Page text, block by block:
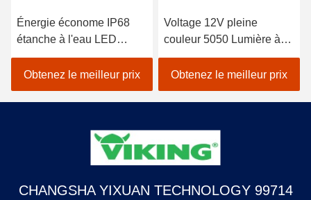
Énergie économe IP68
étanche à l'eau LED
étanche à l'eau 12V
DC5V pour une utilisation
en intérieur seulement
IP65
Obtenez le meilleur prix
Voltage 12V pleine
couleur 5050 Lumière à
ruban LED / Lumière à
bande LED avec IP65
Obtenez le meilleur prix
CHANGSHA YIXUAN TECHNOLOGY 99714